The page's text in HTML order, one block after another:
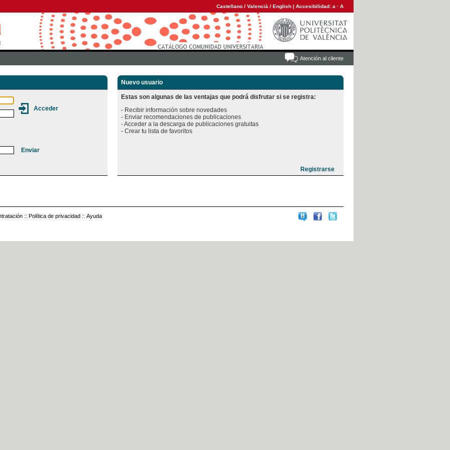
Castellano / Valencià / English | Accesibilidad: a · A
Atención al cliente
Nuevo usuario
Estas son algunas de las ventajas que podrá disfrutar si se registra:
- Recibir información sobre novedades
- Enviar recomendaciones de publicaciones
- Acceder a la descarga de publicaciones gratuitas
:: Política de privacidad :: Ayuda